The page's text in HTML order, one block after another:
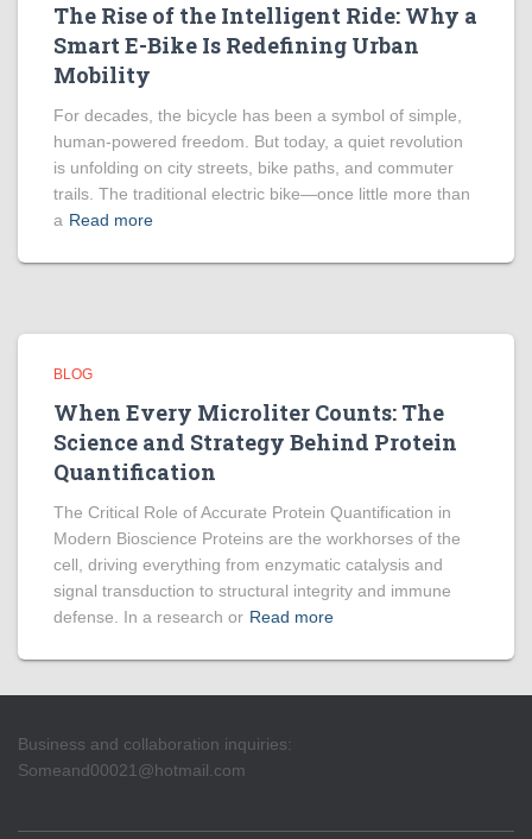
The Rise of the Intelligent Ride: Why a
Smart E-Bike Is Redefining Urban
Mobility
For decades, the bicycle has been a symbol of simple,
human-powered freedom. But today, a quiet revolution
is unfolding on city streets, bike paths, and commuter
trails. The traditional electric bike—once little more than
a Read more
BLOG
When Every Microliter Counts: The
Science and Strategy Behind Protein
Quantification
The Critical Role of Accurate Protein Quantification in
Modern Bioscience Proteins are the workhorses of the
cell, driving everything from enzymatic catalysis and
signal transduction to structural integrity and immune
defense. In a research or Read more
Business and collaboration inquiries:
Someand00021@hotmail.com